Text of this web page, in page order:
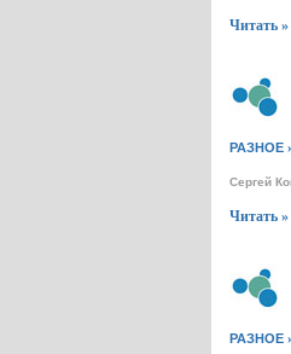
Читать »
РАЗНОЕ
Сергей
Читать »
РАЗНОЕ